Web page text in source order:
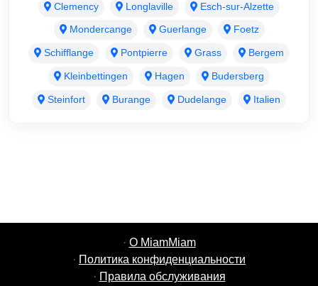
Clemency Longlaville Esch-sur-Alzette
Mondercange Guerlange Foetz
Schifflange Pontpierre Grass Bergem
Kleinbettingen Hagen Budersberg
Steinfort Burange Dudelange Italien
· О MiamMiam
· Политика конфиденциальности
· Правила обслуживания